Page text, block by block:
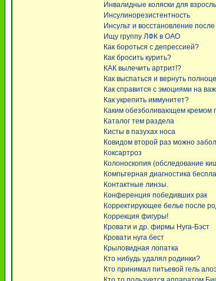
Инвалидные коляски для
Инсулинорезистентность
Инсульт и восстановление после
Ищу группу ЛФК в ОАО
Как бороться с депрессией?
Как бросить курить?
КАК вылечить артрит!?
Как выспаться и вернуть
Как справится с эмоциями на
Как укрепить иммунитет?
Каким обезболивающем кремом
Каталог тем раздела
Кисты в пазухах носа
Ковидом второй раз можно
Коксартроз
Колоноскопия (обследование
Компьтерная диагностика
Контактные линзы.
Конференция победивших рак
Корректирующее белье после
Коррекция фигуры!
Кровати и др. фирмы Нуга-Бэст
Кровати нуга бест
Крыловидная лопатка
Кто нибудь удалял родинки?
Кто принимал питьевой гель